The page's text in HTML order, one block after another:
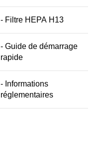
- Filtre HEPA H13
- Guide de démarrage
rapide
- Informations
réglementaires